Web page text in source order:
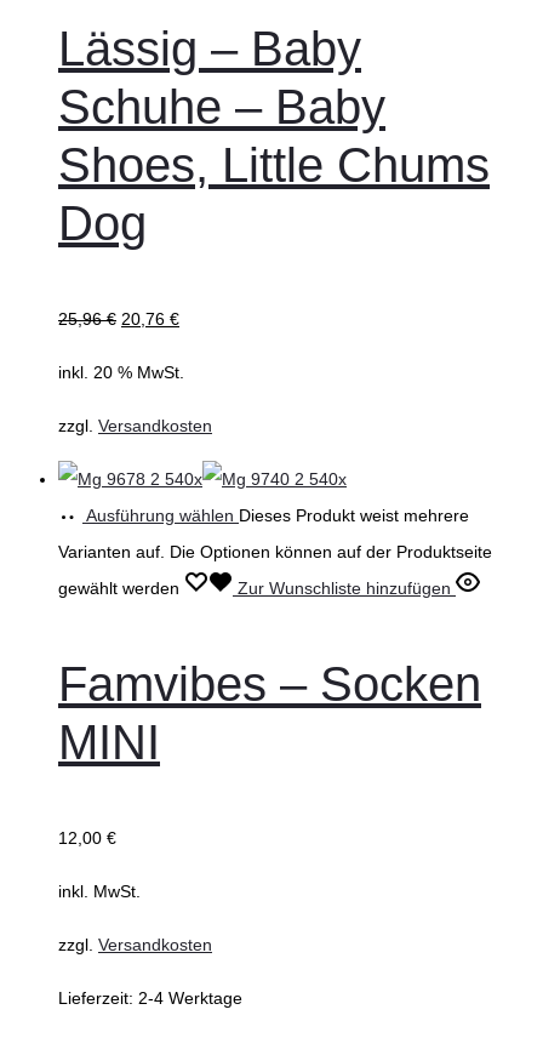
Lässig – Baby
Schuhe – Baby
Shoes, Little Chums
Dog
25,96€ 20,76 €
inkl. 20 % MwSt.
zzgl. Versandkosten
Ausführung wählen Dieses Produkt weist mehrere
Varianten auf. Die Optionen können auf der Produktseite
gewählt werden
Zur Wunschliste hinzufügen
Famvibes – Socken
MINI
12,00 €
inkl. MwSt.
zzgl. Versandkosten
Lieferzeit: 2-4 Werktage